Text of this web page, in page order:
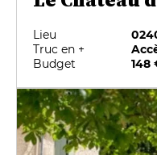
Lieu
Truc en +
Budget
148